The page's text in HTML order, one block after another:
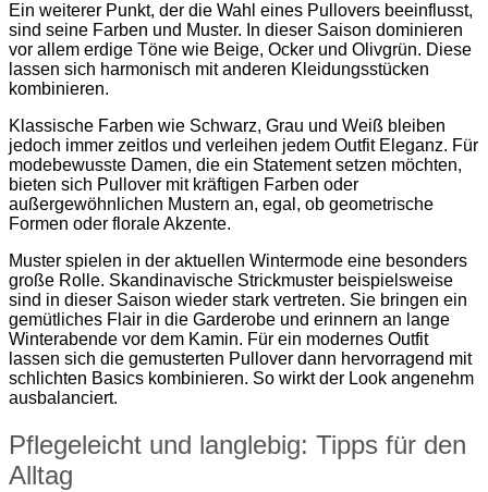
Ein weiterer Punkt, der die Wahl eines Pullovers beeinflusst,
sind seine Farben und Muster. In dieser Saison dominieren
vor allem erdige Töne wie Beige, Ocker und Olivgrün. Diese
lassen sich harmonisch mit anderen Kleidungsstücken
kombinieren.
Klassische Farben wie Schwarz, Grau und Weiß bleiben
jedoch immer zeitlos und verleihen jedem Outfit Eleganz. Für
modebewusste Damen, die ein Statement setzen möchten,
bieten sich Pullover mit kräftigen Farben oder
außergewöhnlichen Mustern an, egal, ob geometrische
Formen oder florale Akzente.
Muster spielen in der aktuellen Wintermode eine besonders
große Rolle. Skandinavische Strickmuster beispielsweise
sind in dieser Saison wieder stark vertreten. Sie bringen ein
gemütliches Flair in die Garderobe und erinnern an lange
Winterabende vor dem Kamin. Für ein modernes Outfit
lassen sich die gemusterten Pullover dann hervorragend mit
schlichten Basics kombinieren. So wirkt der Look angenehm
ausbalanciert.
Pflegeleicht und langlebig: Tipps für den
Alltag